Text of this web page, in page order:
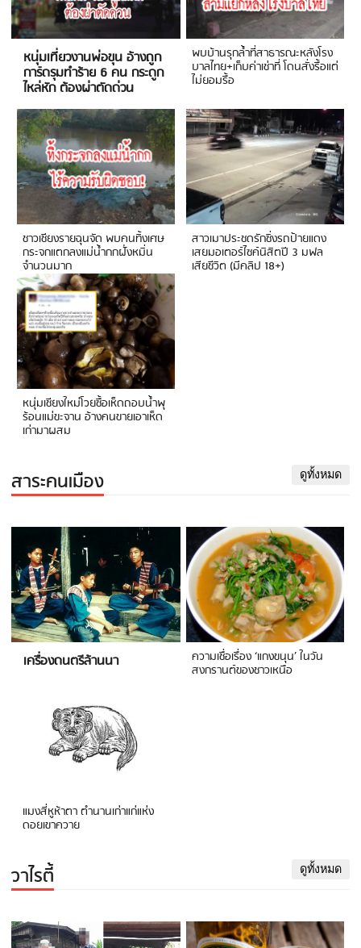
หนุ่มเที่ยวงานพ่อขุน อ้างถูก
การ์ดรุมทำร้าย 6 คน กระดูก
ไหล่หัก ต้องผ่าตัดด่วน
พบบ้านรุกล้ำที่สาธารณะหลังโรง
บาลไทย+เก็บค่าเช่าที่ โดนสั่งรื้อแต่
ไม่ยอมรื้อ
ชาวเชียงรายฉุนจัด พบคนทิ้งเศษ
กระจกแตกลงแม่น้ำกกฝั่งหมิ่น
จำนวนมาก
สาวเมาประชดรักซิ่งรถป้ายแดง
เสยมอเตอร์ไซค์นิสิตปี 3 มฟล
เสียชีวิต (มีคลิป 18+)
หนุ่มเชียงใหม่โวยซื้อเห็ดถอบน้ำพุ
ร้อนแม่ขะจาน อ้างคนขายเอาเห็ด
เก่ามาผสม
สาระคนเมือง ดูทั้งหมด
เครื่องดนตรีล้านนา ความเชื่อเรื่อง ‘แกงขนุน’ ในวัน
สงกรานต์ของชาวเหนือ
แมงสี่หูห้าตา ตำนานเก่าแก่แห่ง
ดอยเขาควาย
วาไรตี้ ดูทั้งหมด